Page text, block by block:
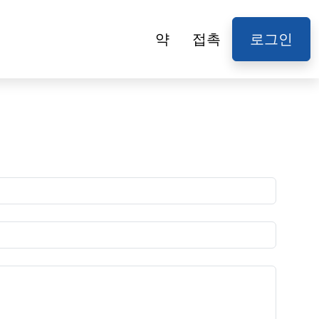
약 접촉 로그인